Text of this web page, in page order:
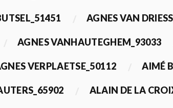
AGNES VAN
AGNES VANHAUTEGHEM_93033
VERPLAETSE_50112 AIMÉ
ALAIN DE LA